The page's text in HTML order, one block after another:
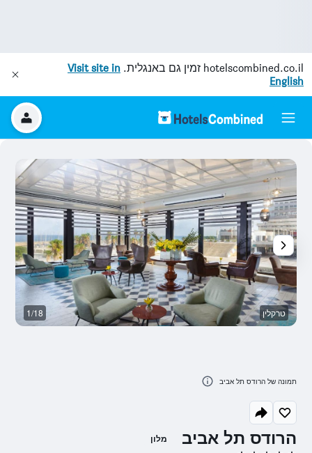
hotelscombined.co.il זמין גם באנגלית. Visit site in
English
הרודס תל אביב מלון
טרקלין 1/18
תמונה של הרודס תל אביב